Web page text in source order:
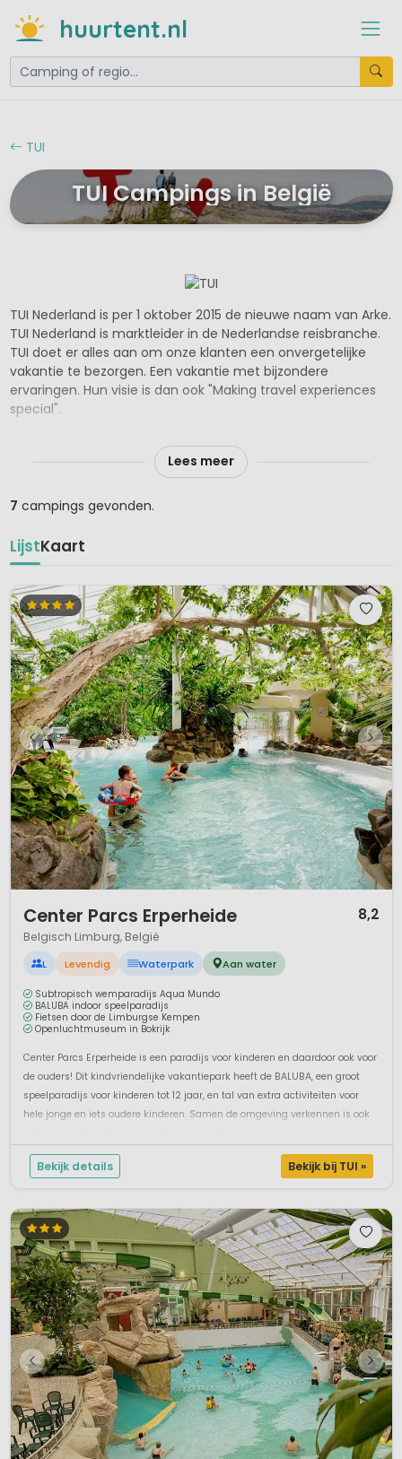
huurtent.nl
TUI
TUI Campings in België
TUI Nederland is per 1 oktober 2015 de nieuwe naam van Arke.
TUI Nederland is marktleider in de Nederlandse reisbranche.
TUI doet er alles aan om onze klanten een onvergetelijke
vakantie te bezorgen. Een vakantie met bijzondere
ervaringen. Hun visie is dan ook "Making travel experiences
special".
TUI Nederland biedt ook kampeervakanties aan in diverse
vakantielanden in Europa. De accommodaties zijn niet van
Lees meer
7 campings gevonden.
LijstKaart
Center Parcs Erperheide 8,2
Belgisch Limburg, België
L Levendig Waterpark Aan water
Subtropisch wemparadijs Aqua Mundo
BALUBA indoor speelparadijs
Fietsen door de Limburgse Kempen
Openluchtmuseum in Bokrijk
Center Parcs Erperheide is een paradijs voor kinderen en daardoor ook voor
de ouders! Dit kindvriendelijke vakantiepark heeft de BALUBA, een groot
speelparadijs voor kinderen tot 12 jaar, en tal van extra activiteiten voor
hele jonge en iets oudere kinderen. Samen de omgeving verkennen is ook
Bekijk details Bekijk bij TUI »